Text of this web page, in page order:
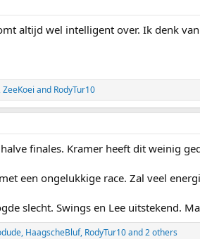
altijd wel intelligent over. Ik denk
,ZeeKoei and RodyTur10
finales. Kramer heeft dit weinig
een ongelukkige race. Zal veel
slecht. Swings en Lee uitstekend.
, HaagscheBluf, RodyTur10and 2 others